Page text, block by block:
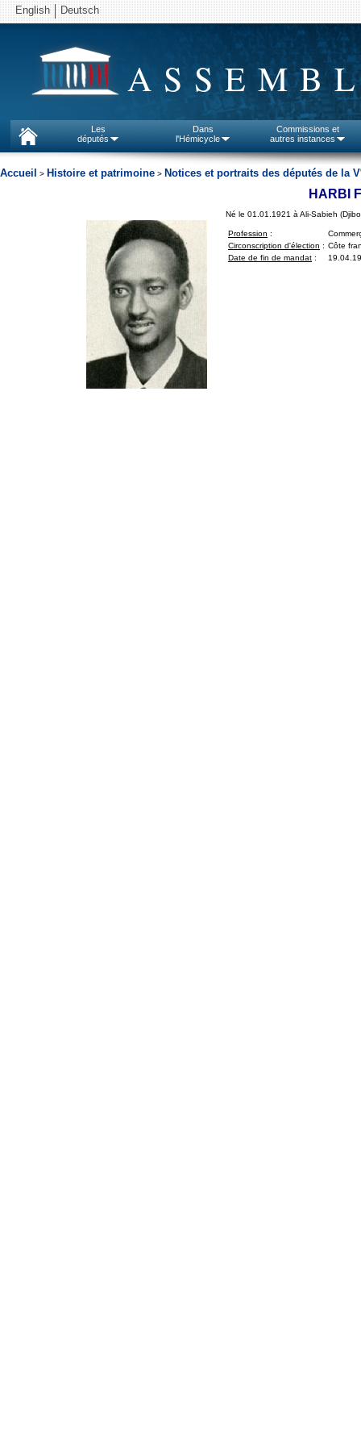
English Deutsch
Les
députés
Dans
l'Hémicycle
Commissions et
autres instances
Accueil > Histoire et patrimoine > Notices et portraits des députés de la V
HARBI
Né le 01.01.1921 à Ali-Sabieh
Profession :
Circonscription d'élection : Côte
Date de fin de mandat :